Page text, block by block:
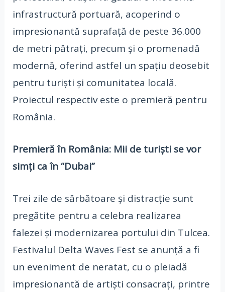
infrastructură portuară, acoperind o
impresionantă suprafață de peste 36.000
de metri pătrați, precum și o promenadă
modernă, oferind astfel un spațiu deosebit
pentru turiști și comunitatea locală.
Proiectul respectiv este o premieră pentru
România.
Premieră în România: Mii de turiști se vor
simți ca în “Dubai”
Trei zile de sărbătoare și distracție sunt
pregătite pentru a celebra realizarea
falezei și modernizarea portului din Tulcea.
Festivalul Delta Waves Fest se anunță a fi
un eveniment de neratat, cu o pleiadă
impresionantă de artiști consacrați, printre